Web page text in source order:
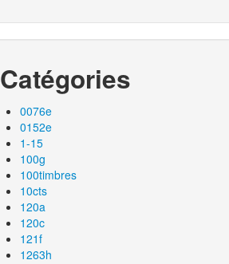
Catégories
0076e
0152e
1-15
100g
100timbres
10cts
120a
120c
121f
1263h